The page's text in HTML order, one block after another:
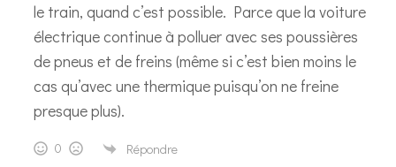
le train, quand c’est possible. Parce que la voiture
électrique continue à polluer avec ses poussières
de pneus et de freins (même si c’est bien moins le
cas qu’avec une thermique puisqu’on ne freine
presque plus).
0 Répondre